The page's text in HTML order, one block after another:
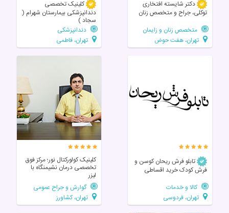
دکتر شایسته افتخاری
توکلی، جراح و متخصص زنان
متخصص زنان و زایمان
تهران، هفت حوض
کلینیک تخصصی
دندانپزشکی بیمارستان شهرام (
سجاد )
دندانپزشکی
تهران، فاطمی
تابلو فرش ریحان کوسن و
فرش کودک خرید اقساطی
کالا و خدمات
تهران، فردوسی
کلینیک کولورکتال نور؛ مرکز فوق‌
تخصصی درمان نشیمنگاه با
لیزر
گوارش و جراح عمومی
تهران، کشاورز